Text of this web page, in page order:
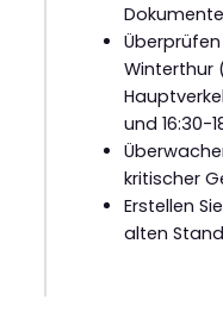
Winterthur
und 16:30-
kritischer
Erstellen
alten